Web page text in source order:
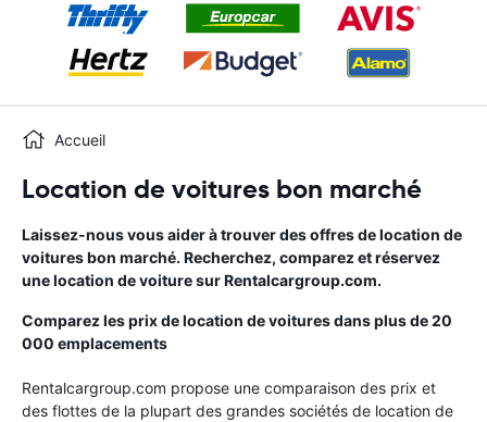
Accueil
Location de voitures bon marché
Laissez-nous vous aider à trouver des offres de location de
voitures bon marché. Recherchez, comparez et réservez
une location de voiture sur Rentalcargroup.com.
Comparez les prix de location de voitures dans plus de 20
000 emplacements
Rentalcargroup.com propose une comparaison des prix et
des flottes de la plupart des grandes sociétés de location de